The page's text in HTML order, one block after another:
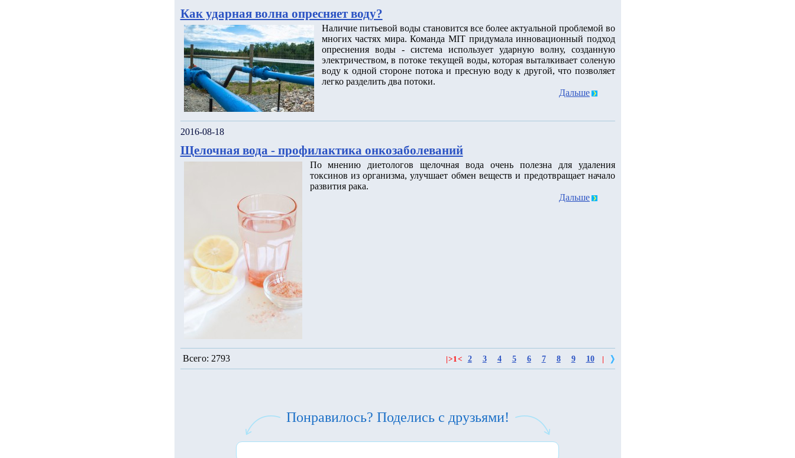
Как ударная волна опресняет воду?
Наличие питьевой воды становится все более актуальной проблемой во
многих частях мира. Команда MIT придумала инновационный подход
опреснения воды - система использует ударную волну, созданную
электричеством, в потоке текущей воды, которая выталкивает соленую
воду к одной стороне потока и пресную воду к другой, что позволяет
легко разделить два потоки.
Дальше
2016-08-18
Щелочная вода - профилактика онкозаболеваний
По мнению диетологов щелочная вода очень полезна для удаления
токсинов из организма, улучшает обмен веществ и предотвращает начало
развития рака.
Дальше
Всего: 2793 >1< 2 3 4 5 6 7 8 9 10
Понравилось? Поделись с друзьями!